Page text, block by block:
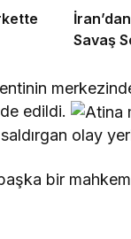
Savaş
edildi.
olay
bir